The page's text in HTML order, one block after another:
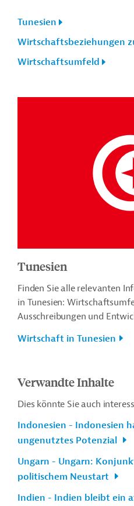
Tunesien
Wirtschaftsbeziehungen
Wirtschaftsumfeld
Tunesien
Finden Sie alle relevanten
in Tunesien:
Ausschreibungen und
Wirtschaft in Tunesien
Verwandte Inhalte
Dies könnte Sie auch
Indonesien - Indonesien
ungenutztes Potenzial
Ungarn - Ungarn:
politischem Neustart
Indien - Indien bleibt ein